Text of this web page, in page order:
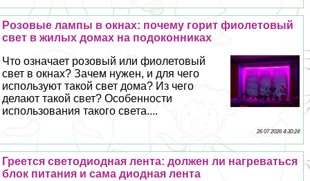
Розовые лампы в окнах: почему горит фиолетовый
свет в жилых домах на подоконниках
Что означает розовый или фиолетовый
свет в окнах? Зачем нужен, и для чего
используют такой свет дома? Из чего
делают такой свет? Особенности
использования такого света....
26 07 2026 4:30:24
Греется светодиодная лента: должен ли нагреваться
блок питания и сама диодная лента